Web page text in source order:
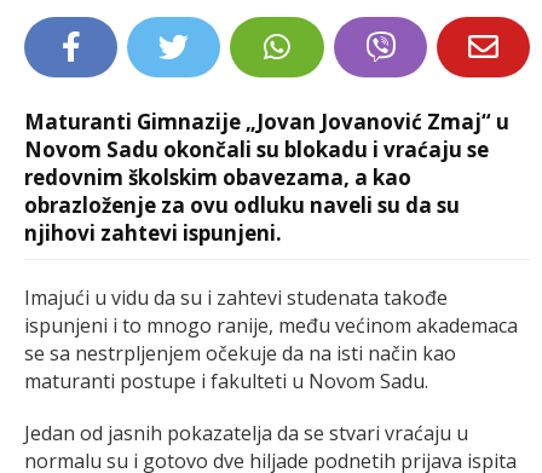
Maturanti Gimnazije „Jovan Jovanović Zmaj“ u
Novom Sadu okončali su blokadu i vraćaju se
redovnim školskim obavezama, a kao
obrazloženje za ovu odluku naveli su da su
njihovi zahtevi ispunjeni.
Imajući u vidu da su i zahtevi studenata takođe
ispunjeni i to mnogo ranije, među većinom akademaca
se sa nestrpljenjem očekuje da na isti način kao
maturanti postupe i fakulteti u Novom Sadu.
Jedan od jasnih pokazatelja da se stvari vraćaju u
normalu su i gotovo dve hiljade podnetih prijava ispita